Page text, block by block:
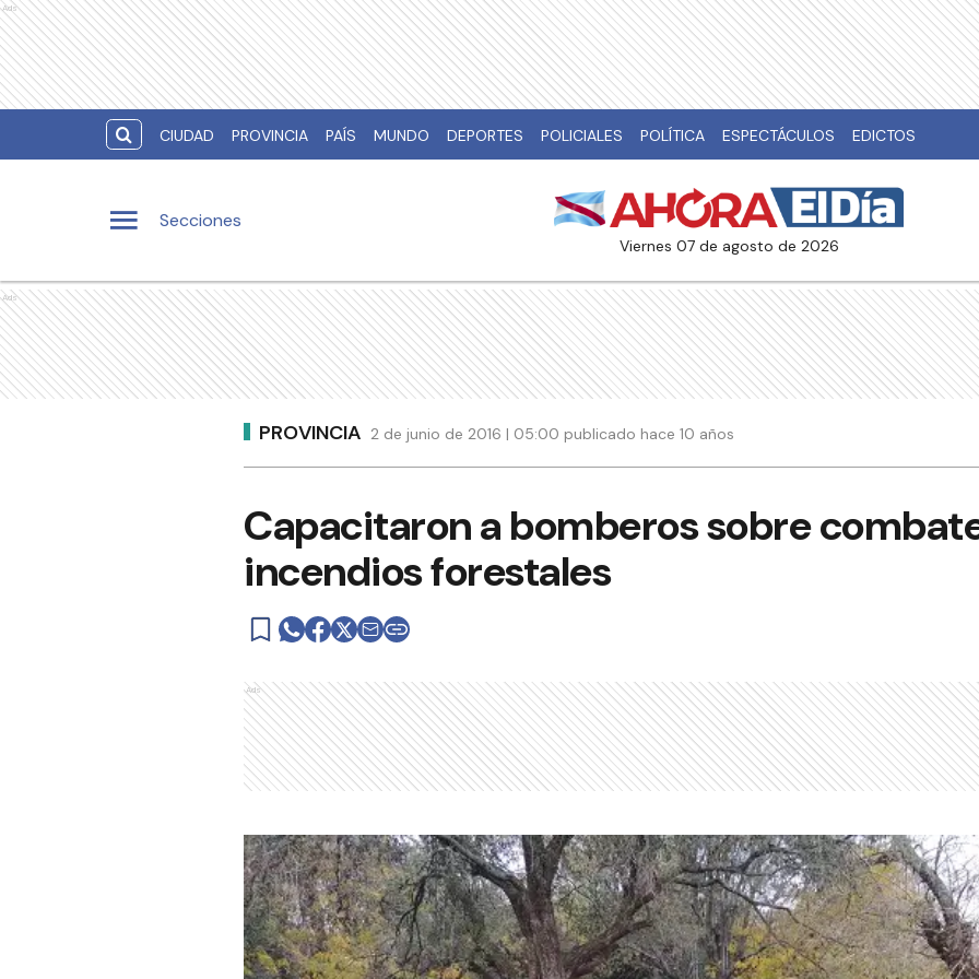
Ads
CIUDAD PROVINCIA PAÍS MUNDO DEPORTES POLICIALES POLÍTICA ESPECTÁCULOS EDICTOS
Secciones
viernes 07 de agosto de 2026
Ads
PROVINCIA 2 de junio de 2016 | 05:00 publicado hace 10 años
Capacitaron a bomberos sobre
incendios forestales
Ads